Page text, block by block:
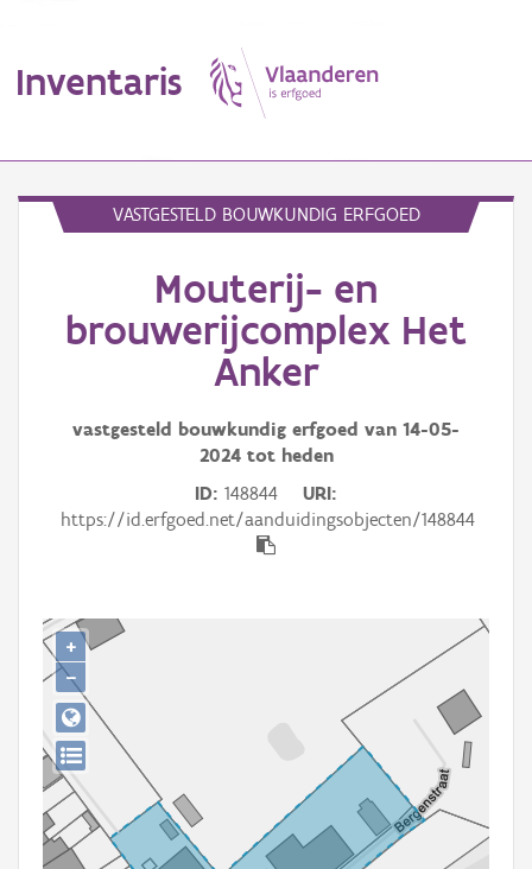
Inventaris
Aanduidingsobject
Hergebruik
Aanmelden
VASTGESTELD BOUWKUNDIG ERFGOED
Mouterij- en
brouwerijcomplex Het
Anker
vastgesteld bouwkundig erfgoed van 14-05-
2024tot heden
ID 148844
URI
https://id.erfgoed.net/aanduidingsobjecten/148844
+
−